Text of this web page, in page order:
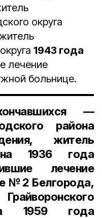
округа
1943 года
лечение
больнице.
—
района
, житель
1936 года
лечение
№2 Белгорода,
1959 года